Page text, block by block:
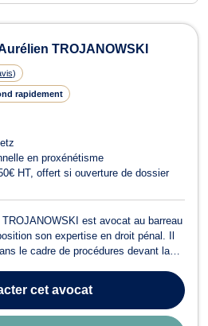
à Metz
TROJANOWSKI
)
rapidement
en proxénétisme
HT, offert si ouverture de dossier
est avocat au barreau
son expertise en droit pénal. Il
le cadre de procédures devant la
la procédure, en vous tenant informé
cet avocat